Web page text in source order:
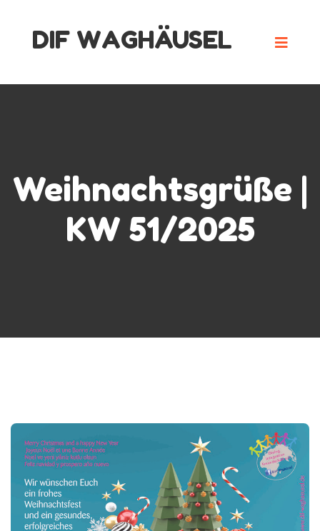
DIF WAGHÄUSEL
Weihnachtsgrüße |
KW 51/2025